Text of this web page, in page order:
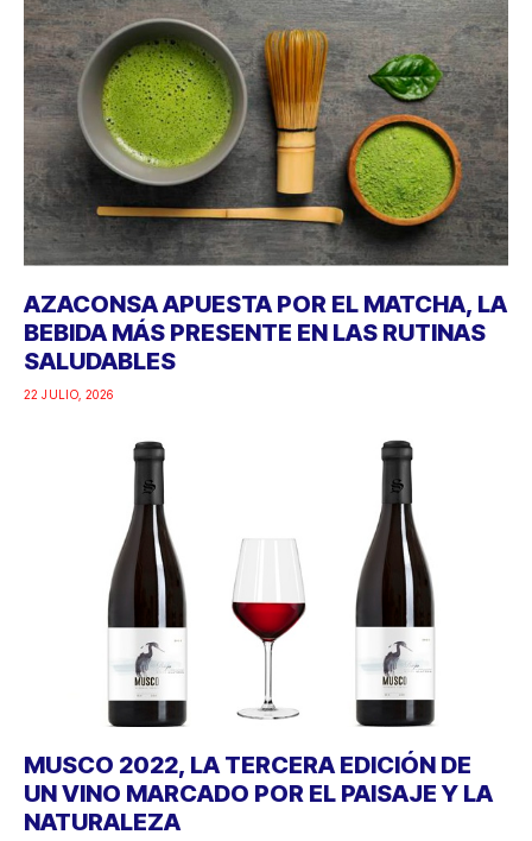
AZACONSA APUESTA POR EL MATCHA, LA
BEBIDA MÁS PRESENTE EN LAS RUTINAS
SALUDABLES
22 JULIO, 2026
MUSCO 2022, LA TERCERA EDICIÓN DE
UN VINO MARCADO POR EL PAISAJE Y LA
NATURALEZA